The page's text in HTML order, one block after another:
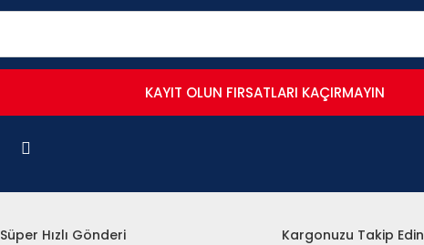
KAYIT OLUN FIRSATLARI KAÇIRMAYIN
Süper Hızlı Gönderi Kargonuzu Takip Edin